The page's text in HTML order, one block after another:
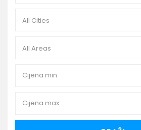
All Cities
All Areas